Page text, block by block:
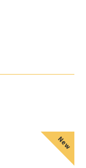
New